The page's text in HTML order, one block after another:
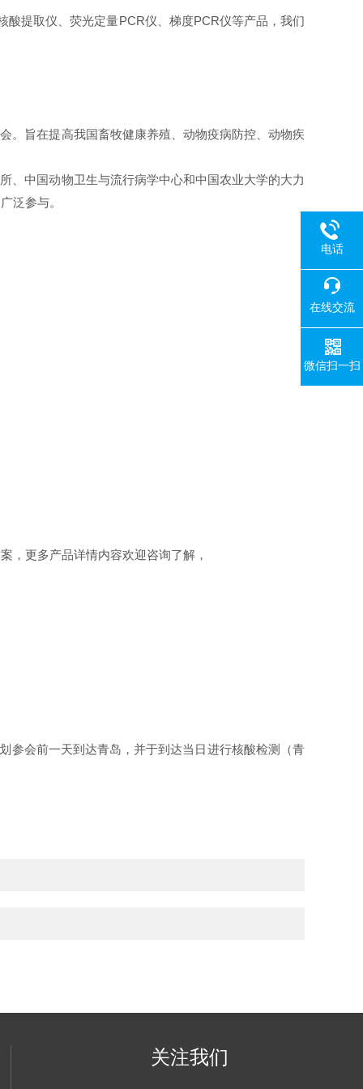
提取仪、荧光定量PCR仪、梯度PCR仪等产品，我们
。旨在提高我国畜牧健康养殖、动物疫病防控、动物疾
、中国动物卫生与流行病学中心和中国农业大学的大力
泛参与。
，更多产品详情内容欢迎咨询了解，
参会前一天到达青岛，并于到达当日进行核酸检测（青
关注我们
电话
在线交流
微信扫一扫